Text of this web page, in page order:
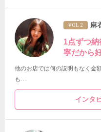
VOL 2 麻
1点ずつ
寧だから
他のお店では何の説明もなく金
も…
インタ